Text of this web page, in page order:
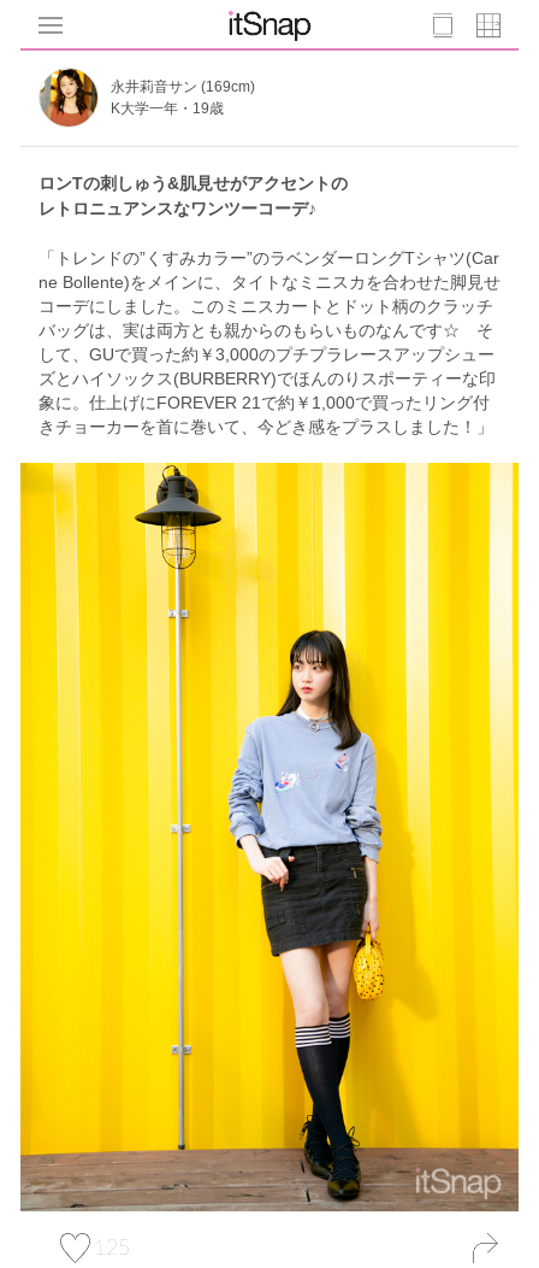
永井莉音サン (169cm)
K大学一年・19歳
ロンTの刺しゅう&肌見せがアクセントの
レトロニュアンスなワンツーコーデ♪
「トレンドの”くすみカラー”のラベンダーロングTシャツ(Car
ne Bollente)をメインに、タイトなミニスカを合わせた脚見せ
コーデにしました。このミニスカートとドット柄のクラッチ
バッグは、実は両方とも親からのもらいものなんです☆ そ
して、GUで買った約￥3,000のプチプラレースアップシュー
ズとハイソックス(BURBERRY)でほんのりスポーティーな印
象に。仕上げにFOREVER 21で約￥1,000で買ったリング付
きチョーカーを首に巻いて、今どき感をプラスしました！」
125